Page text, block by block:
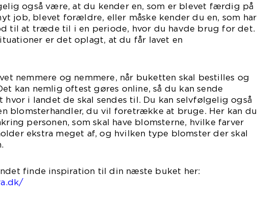
også være, at du kender en, som er blevet færdig på
job, blevet forældre, eller måske kender du en, som har
til at træde til i en periode, hvor du havde brug for det.
er det oplagt, at du får lavet en
nemmere og nemmere, når buketten skal bestilles og
kan nemlig oftest gøres online, så du kan sende
hvor i landet de skal sendes til. Du kan selvfølgelig også
blomsterhandler, du vil foretrække at bruge. Her kan du
personen, som skal have blomsterne, hvilke farver
ekstra meget af, og hvilken type blomster der skal
i buketten.
finde inspiration til din næste buket her: